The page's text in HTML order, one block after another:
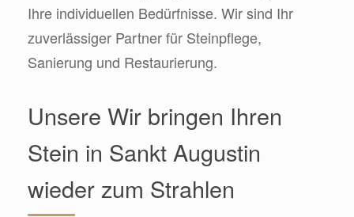
Ihre individuellen Bedürfnisse. Wir sind Ihr
zuverlässiger Partner für Steinpflege,
Sanierung und Restaurierung.
Unsere Wir bringen Ihren
Stein in Sankt Augustin
wieder zum Strahlen